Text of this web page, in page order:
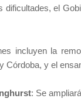
dificultades, el
incluyen la
Córdoba, y el
: Se